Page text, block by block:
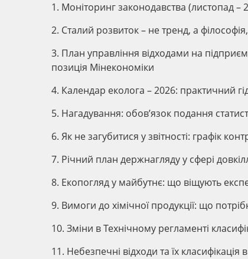
1. Моніторинг законодавства (листопад –
2. Сталий розвиток – не тренд, а
3. План управління відходами на
позиція Мінекономіки
4. Календар еколога – 2026: практичний
5. Нагадування: обов’язок подання
6. Як не загубитися у звітності: графік
7. Річний план держнагляду у сфері
8. Екопогляд у майбутнє: що віщують
9. Вимоги до хімічної продукції: що
10. Зміни в Технічному регламенті
11. Небезпечні відходи та їх класифікація в